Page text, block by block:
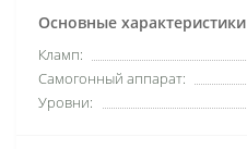
Основные характеристики
Кламп:
Самогонный аппарат:
Уровни: